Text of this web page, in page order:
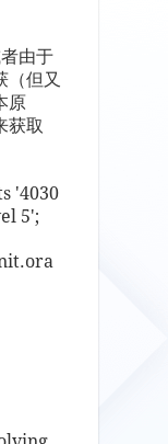
由于
（但又
原
获取
'4030
5';